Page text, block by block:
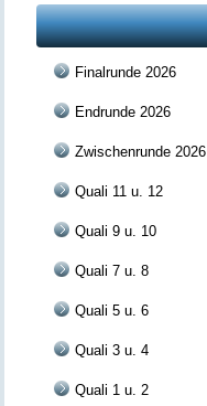
Finalrunde 2026
Endrunde 2026
Zwischenrunde 2026
Quali 11 u. 12
Quali 9 u. 10
Quali 7 u. 8
Quali 5 u. 6
Quali 3 u. 4
Quali 1 u. 2